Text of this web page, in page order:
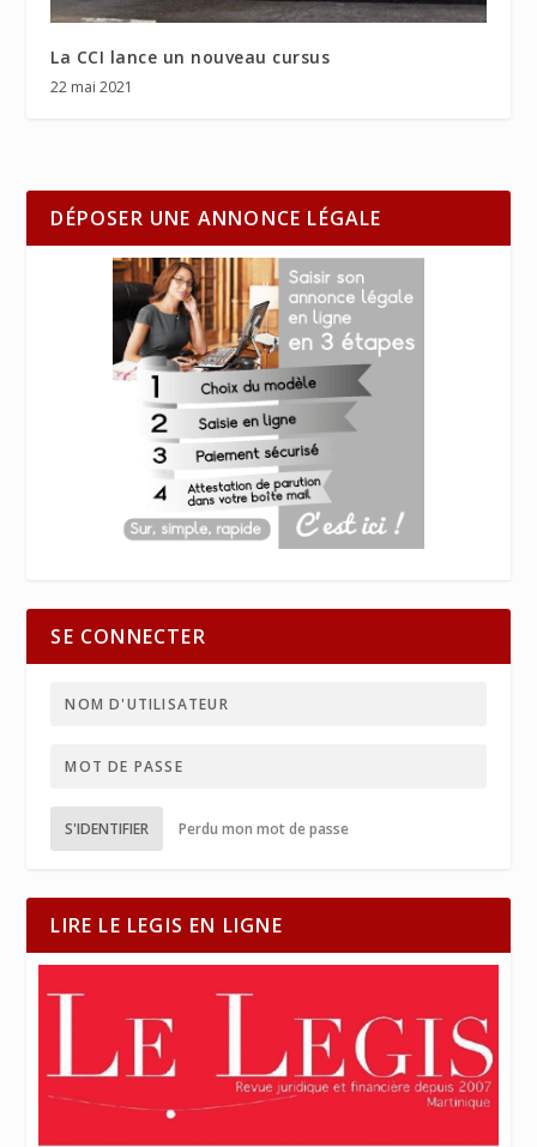
La CCI lance un nouveau cursus
22 mai 2021
DÉPOSER UNE ANNONCE LÉGALE
SE CONNECTER
S'IDENTIFIER Perdu mon mot de passe
LIRE LE LEGIS EN LIGNE